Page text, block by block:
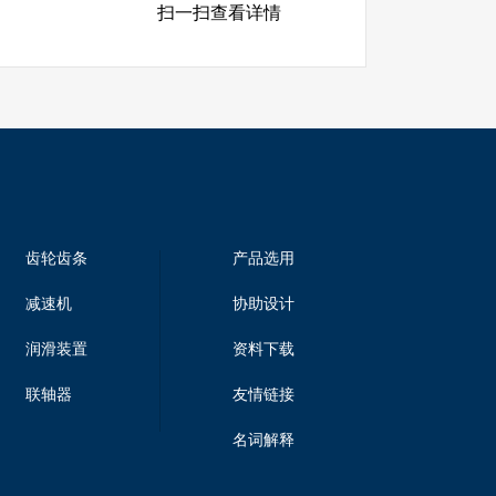
扫一扫查看详情
齿轮齿条
减速机
润滑装置
联轴器
产品选用
协助设计
资料下载
友情链接
名词解释